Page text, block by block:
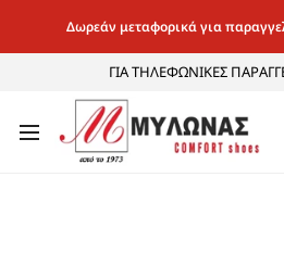
Δωρεάν μεταφορικά για
ΓΙΑ ΤΗΛΕΦΩΝΙΚΕΣ